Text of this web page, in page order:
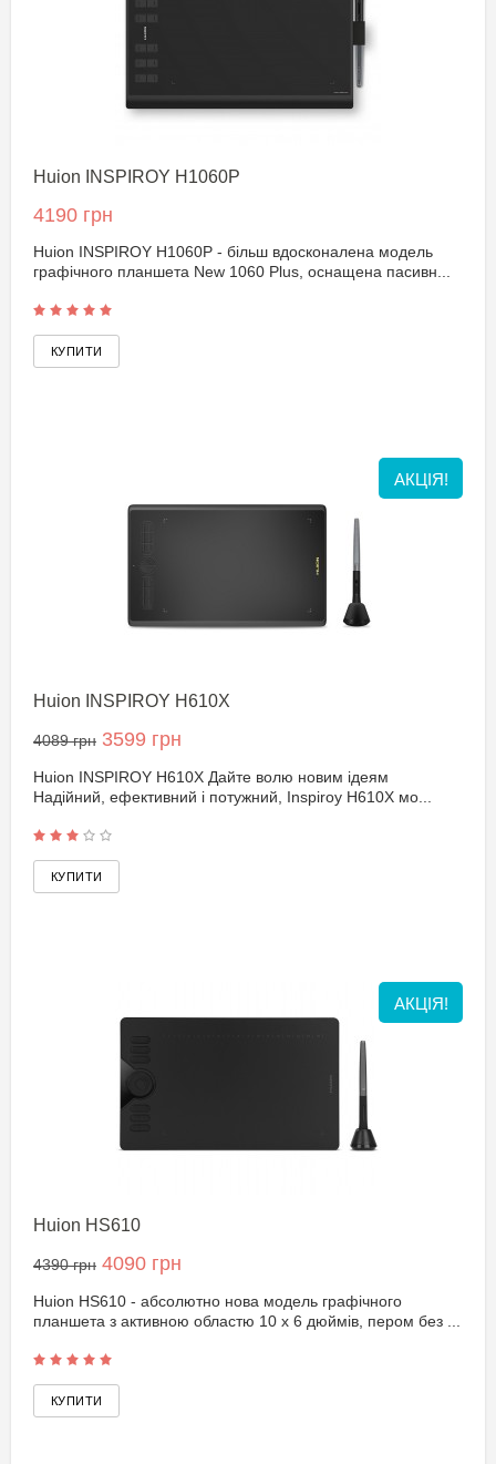
Huion INSPIROY H1060P
4190 грн
Huion INSPIROY H1060P - більш вдосконалена модель
графічного планшета New 1060 Plus, оснащена пасивн...
АКЦІЯ!
Huion INSPIROY H610X
4089 грн 3599 грн
Huion INSPIROY H610X Дайте волю новим ідеям
Надійний, ефективний і потужний, Inspiroy H610X мо...
АКЦІЯ!
Huion HS610
4390 грн 4090 грн
Huion HS610 - абсолютно нова модель графічного
планшета з активною областю 10 x 6 дюймів, пером без ...